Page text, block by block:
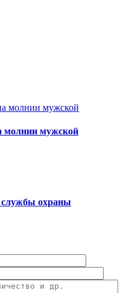
молнии мужской
охраны